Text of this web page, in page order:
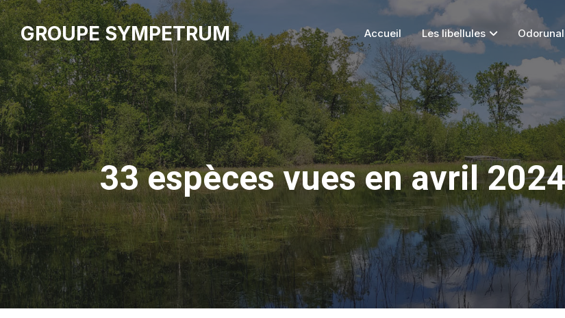
GROUPE SYMPETRUM Accueil Les libellules
33 espèces vues en avril